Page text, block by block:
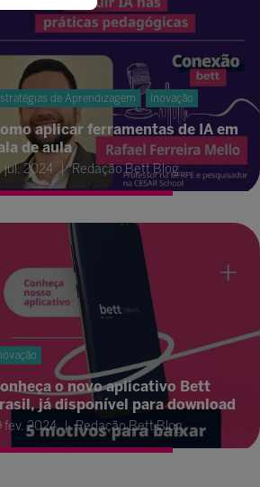
de Aprendizagem Inovação
aplicar ferramentas de IA em
de aula
jul. 2024 Redação Bett Blog
o novo aplicativo Bett
já disponível para download
fev. 2024 Redação Bett Blog